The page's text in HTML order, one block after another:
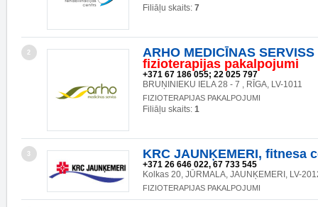
Filiāļu skaits: 7
2
ARHO MEDICĪNAS SERVISS
fizioterapijas pakalpojumi
+371 67 186 055; 22 025 797
BRUŅINIEKU IELA 28 - 7 , RĪGA, LV-1011
FIZIOTERAPIJAS PAKALPOJUMI
Filiāļu skaits: 1
3 KRC JAUNĶEMERI, fitnesa
+371 26 646 022, 67 733 545
Kolkas 20, JŪRMALA, JAUNĶEMERI, LV-
FIZIOTERAPIJAS PAKALPOJUMI